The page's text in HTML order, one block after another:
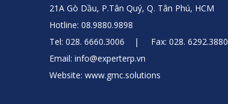
21A Gò Dầu, P.Tân Quý, Q. Tân Phú, HCM
Hotline: 08.9880.9898
Tel: 028. 6660.3006 | Fax: 028. 6292.3880
Email: info@experterp.vn
Website: www.gmc.solutions